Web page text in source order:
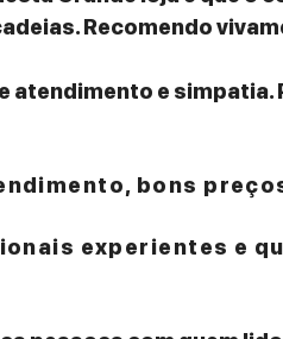
Recomendo
atendimento e
bons
experientes e